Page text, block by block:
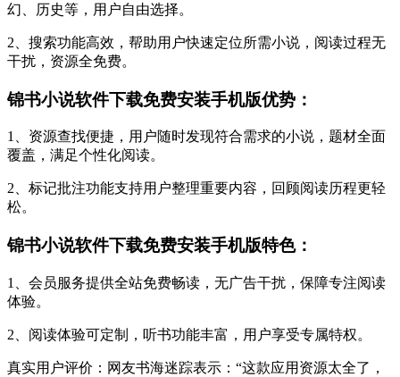
幻、历史等，用户自由选择。
2、搜索功能高效，帮助用户快速定位所需小说，阅读过程无
干扰，资源全免费。
锦书小说软件下载免费安装手机版优势：
1、资源查找便捷，用户随时发现符合需求的小说，题材全面
覆盖，满足个性化阅读。
2、标记批注功能支持用户整理重要内容，回顾阅读历程更轻
松。
锦书小说软件下载免费安装手机版特色：
1、会员服务提供全站免费畅读，无广告干扰，保障专注阅读
体验。
2、阅读体验可定制，听书功能丰富，用户享受专属特权。
真实用户评价：网友书海迷踪表示：“这款应用资源太全了，